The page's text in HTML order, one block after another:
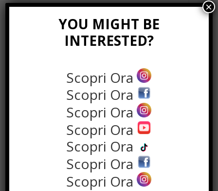
POPOLARI
YOU MIGHT BE
INTERESTED?
Scopri Ora
Scopri Ora
Scopri Ora
Scopri Ora
Scopri Ora
Scopri Ora
Scopri Ora
×